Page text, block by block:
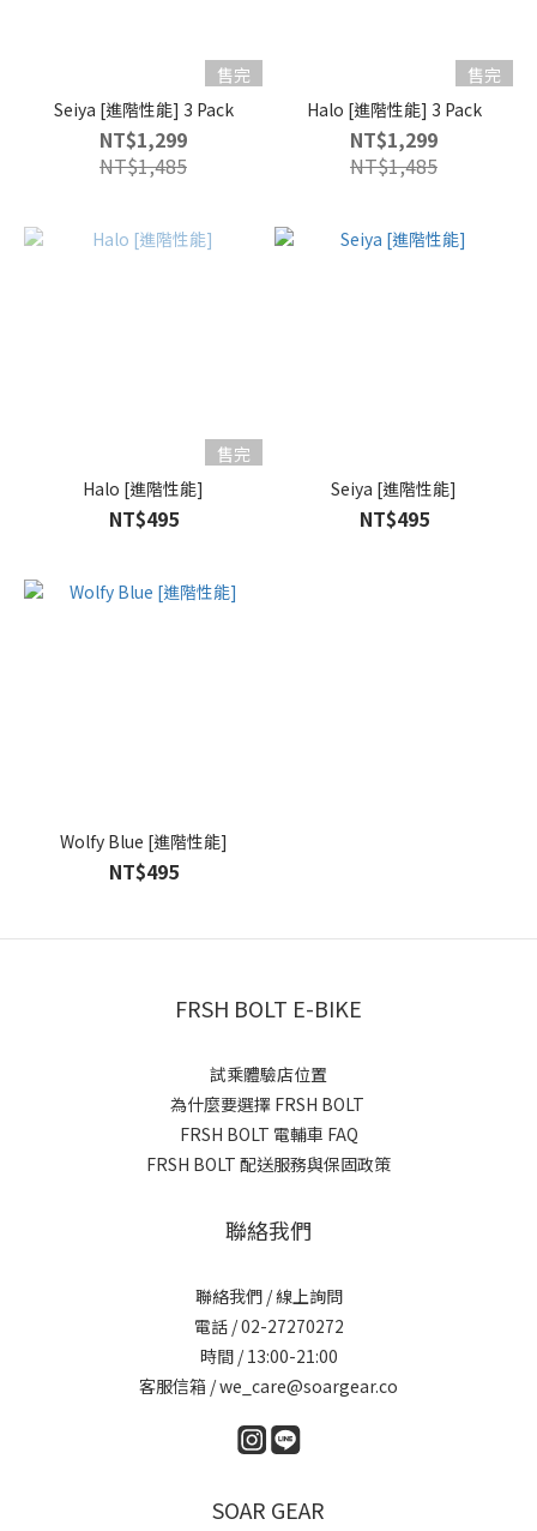
售完
Seiya [進階性能] 3 Pack
NT$1,299
NT$1,485
售完
Halo [進階性能] 3 Pack
NT$1,299
NT$1,485
售完
Halo [進階性能]
NT$495
Seiya [進階性能]
NT$495
Wolfy Blue [進階性能]
NT$495
FRSH BOLT E-BIKE
試乘體驗店位置
為什麼要選擇 FRSH BOLT
FRSH BOLT 電輔車 FAQ
FRSH BOLT 配送服務與保固政策
聯絡我們
聯絡我們 / 線上詢問
電話 / 02-27270272
時間 / 13:00-21:00
客服信箱 / we_care@soargear.co
SOAR GEAR